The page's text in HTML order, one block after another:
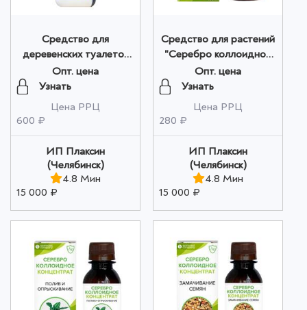
Средство для
деревенских туалетов
"ВСЕСЕЗОНКА -
концентрат - ДТ№1" 1
Опт. цена
Узнать
Цена РРЦ
600 ₽
ИП Плаксин
(Челябинск)
4.8 Мин
15 000 ₽
Средство для растений
"Серебро коллоидное
концентрат" Для
срезанных цветов, 100
Опт. цена
Узнать
Цена РРЦ
280 ₽
ИП Плаксин
(Челябинск)
4.8 Мин
15 000 ₽